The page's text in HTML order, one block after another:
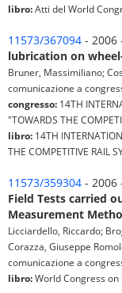
libro:Atti del World
11573/367094 - 2006
lubrication on
Bruner, Massimiliano;
comunicazione a
congresso: 14TH
"TOWARDS THE
libro: 14TH
THE COMPETITIVE RAIL
11573/359304 - 2006
Field Tests carried
Measurement
Licciardello, Riccardo;
Corazza, Giuseppe
comunicazione a
libro:World Congress on